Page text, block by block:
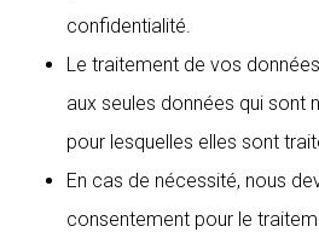
confidentialité.
Le traitement de vos
aux seules données qui sont
pour lesquelles elles sont
En cas de nécessité, nous
consentement pour le